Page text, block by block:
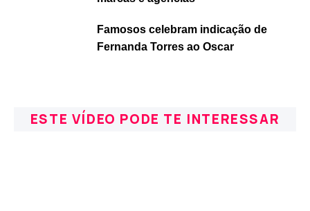
Famosos celebram indicação de
Fernanda Torres ao Oscar
ESTE VÍDEO PODE TE INTERESSAR